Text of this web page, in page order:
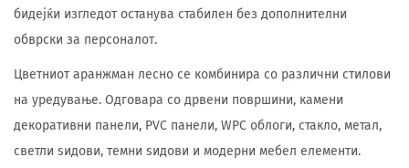
бидејќи изгледот останува стабилен без дополнителни
обврски за персоналот.
Цветниот аранжман лесно се комбинира со различни стилови
на уредување. Одговара со дрвени површини, камени
декоративни панели, PVC панели, WPC облоги, стакло, метал,
светли ѕидови, темни ѕидови и модерни мебел елементи.